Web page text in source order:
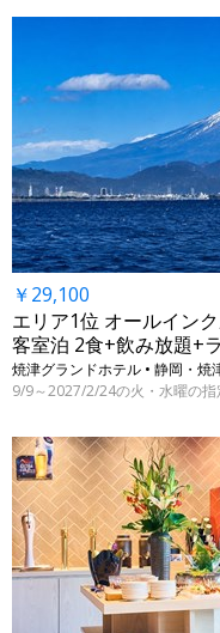
￥29,100
エリア1位 オールイン
客室泊 2食+飲み放題+
焼津グランドホテル • 静岡・焼
9/9～2027/2/24の火・水曜の指
←